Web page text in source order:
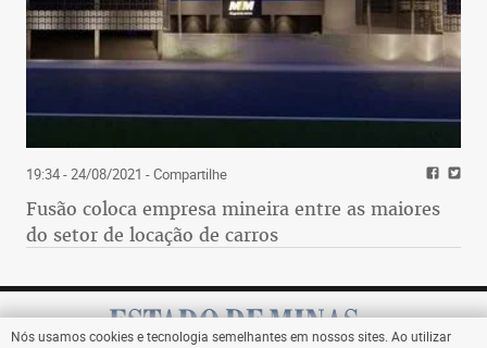
19:34 - 24/08/2021 - Compartilhe
Fusão coloca empresa mineira entre as maiores
do setor de locação de carros
Nós usamos cookies e tecnologia semelhantes em nossos sites. Ao utilizar